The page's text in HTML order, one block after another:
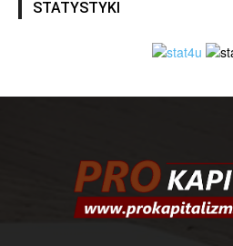
STATYSTYKI